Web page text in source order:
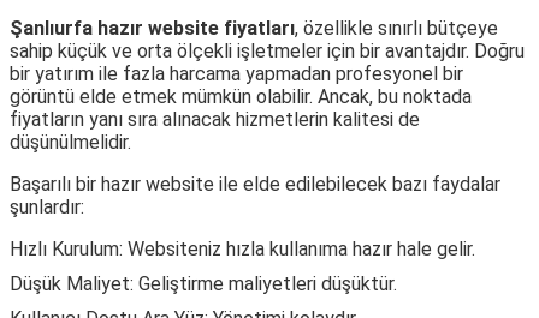
Şanlıurfa hazır website fiyatları, özellikle sınırlı bütçeye
sahip küçük ve orta ölçekli işletmeler için bir avantajdır. Doğru
bir yatırım ile fazla harcama yapmadan profesyonel bir
görüntü elde etmek mümkün olabilir. Ancak, bu noktada
fiyatların yanı sıra alınacak hizmetlerin kalitesi de
düşünülmelidir.
Başarılı bir hazır website ile elde edilebilecek bazı faydalar
şunlardır:
Hızlı Kurulum: Websiteniz hızla kullanıma hazır hale gelir.
Düşük Maliyet: Geliştirme maliyetleri düşüktür.